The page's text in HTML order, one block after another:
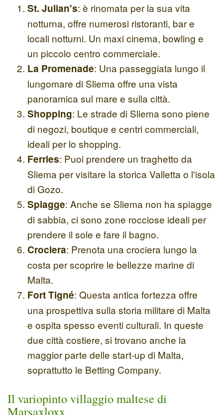
St. Julian's: è rinomata per la sua vita
notturna, offre numerosi ristoranti, bar e
locali notturni. Un maxi cinema, bowling e
un piccolo centro commerciale.
La Promenade: Una passeggiata lungo il
lungomare di Sliema offre una vista
panoramica sul mare e sulla città.
Shopping: Le strade di Sliema sono piene
di negozi, boutique e centri commerciali,
ideali per lo shopping.
Ferries: Puoi prendere un traghetto da
Sliema per visitare la storica Valletta o l'isola
di Gozo.
Spiagge: Anche se Sliema non ha spiagge
di sabbia, ci sono zone rocciose ideali per
prendere il sole e fare il bagno.
Crociera: Prenota una crociera lungo la
costa per scoprire le bellezze marine di
Malta.
Fort Tigné: Questa antica fortezza offre
una prospettiva sulla storia militare di Malta
e ospita spesso eventi culturali. In queste
due città costiere, si trovano anche la
maggior parte delle start-up di Malta,
soprattutto le Betting Company.
Il variopinto villaggio maltese di
Marsaxloxx